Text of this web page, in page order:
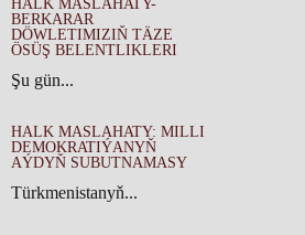
HALK MASLAHATY-
BERKARAR
DÖWLETIMIZIŇ TÄZE
ÖSÜŞ BELENTLIKLERI
Şu gün...
HALK MASLAHATY: MILLI
DEMOKRATIÝANYŇ
AÝDYŇ SUBUTNAMASY
Türkmenistanyň...